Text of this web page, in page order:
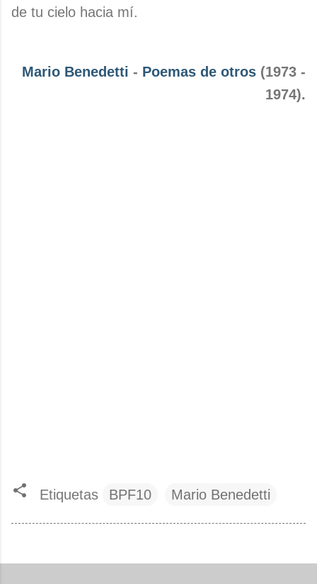
de tu cielo hacia mí.
Mario Benedetti - Poemas de otros (1973 -
1974).
Etiquetas BPF10 Mario Benedetti